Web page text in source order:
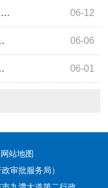
06-12
06-06
06-01
网站地图
审批服务局）